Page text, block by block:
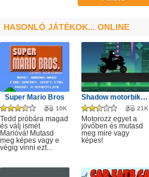
HASONLÓ JÁTÉKOK... ONLINE
Super Mario Bros
10K
Tedd próbára magad
és válj ismét
Marióvá! Mutasd
meg képes vagy e
végig vinni ezt...
Shadow motorbike rider game
21K
Motorozz egyet a
jövőben és mutasd
meg mire vagy
képes!